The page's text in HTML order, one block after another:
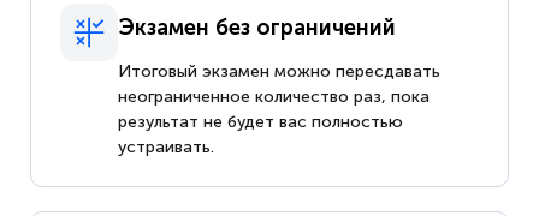
Экзамен без ограничений
Итоговый экзамен можно пересдавать
неограниченное количество раз, пока
результат не будет вас полностью
устраивать.